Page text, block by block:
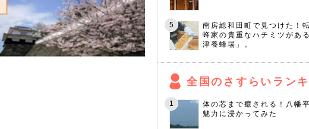
南房総和田町で見つけた！
蜂家の貴重なハチミツがあ
津養蜂場」。
全国のさすらいラン
体の芯まで癒される！八幡
魅力に浸かってみた